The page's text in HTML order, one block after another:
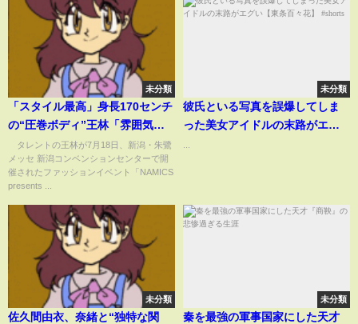
未分類
「スタイル最高」身長170センチ
の“圧巻ボディ”王林「雰囲気変
わった」「王林なのこれ？」巻
き髪＆丸メガネ姿に反響
(ABEMA TIMES)
タレントの王林が7月18日、新潟・朱鷺
メッセ 新潟コンベンションセンターで開
催されたファッションイベント「NAMICS
presents ...
未分類
彼氏といる写真を誤爆してしま
った美女アイドルの末路がエグ
未分類
佐久間由衣、奈緒と“独特な関
未分類
秦を最強の軍事国家にした天才